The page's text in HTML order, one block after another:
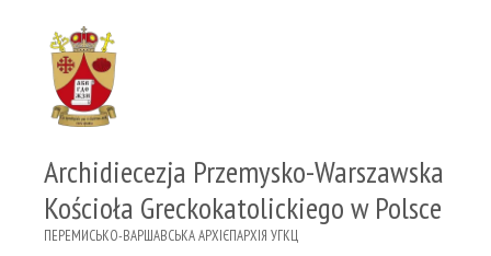
Archidiecezja Przemysko-Warszawska
Kościoła Greckokatolickiego w Polsce
ПЕРЕМИСЬКО-ВАРШАВСЬКА АРХІЄПАРХІЯ УГКЦ